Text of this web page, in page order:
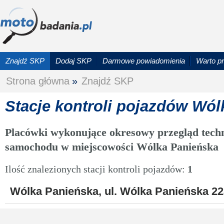
Znajdź SKP Dodaj SKP Darmowe powiadomienia Warto
Strona główna » Znajdź SKP
Stacje kontroli pojazdów
Placówki wykonujące okresowy przegląd
samochodu w miejscowości Wólka Panieńska
Ilość znalezionych stacji kontroli pojazdów: 1
Wólka Panieńska, ul. Wólka Panieńska